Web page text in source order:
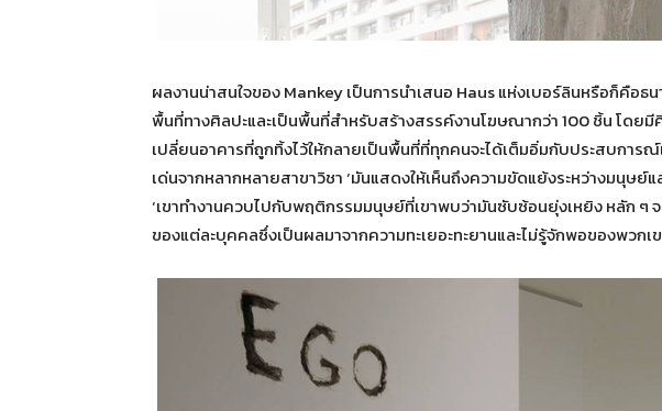
ผลงานน่าสนใจของ Mankey เป็นการนำเสนอ Haus แห่งเบอร์ลินหรือก็คือธ
พื้นที่ทางศิลปะและเป็นพื้นที่สำหรับสร้างสรรค์งานโฆษณากว่า 100 ชิ้น โดยมี
เปลี่ยนอาคารที่ถูกทิ้งไว้ให้กลายเป็นพื้นที่ที่ทุกคนจะได้เต็มอิ่มกับประสบกา
เด่นจากหลากหลายสาขาวิชา ‘มันแสดงให้เห็นถึงความขัดแย้งระหว่างมนุษย์
‘เขาทำงานควบไปกับพฤติกรรมมนุษย์ที่เขาพบว่ามันซับซ้อนยุ่งเหยิง หลัก ๆ
ของแต่ละบุคคลซึ่งเป็นผลมาจากความทะเยอะทะยานและไม่รู้จักพอของพวกเข